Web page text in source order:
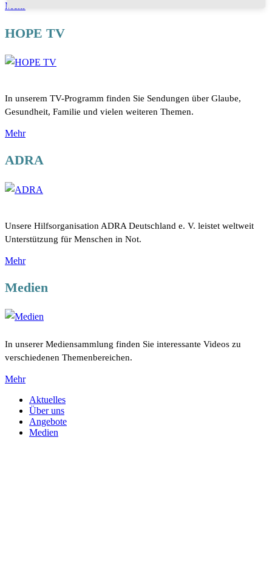
Mehr
HOPE TV
In unserem TV-Programm finden Sie Sendungen über Glaube,
Gesundheit, Familie und vielen weiteren Themen.
Mehr
ADRA
Unsere Hilfsorganisation ADRA Deutschland e. V. leistet weltweit
Unterstützung für Menschen in Not.
Mehr
Medien
In unserer Mediensammlung finden Sie interessante Videos zu
verschiedenen Themenbereichen.
Mehr
Aktuelles
Über uns
Angebote
Medien